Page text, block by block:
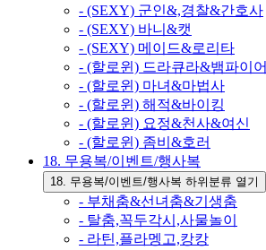
- (SEXY) 군인&,경찰&간호사
- (SEXY) 바니&캣
- (SEXY) 메이드&로리타
- (할로윈) 드라큐라&뱀파이어
- (할로윈) 마녀&마법사
- (할로윈) 해적&바이킹
- (할로윈) 요정&천사&여신
- (할로윈) 좀비&호러
18. 무용복/이벤트/행사복
18. 무용복/이벤트/행사복 하위분류 열기
- 부채춤&선녀춤&기생춤
- 탈춤,꼭두각시,사물놀이
- 라틴,플라멩고,캉캉